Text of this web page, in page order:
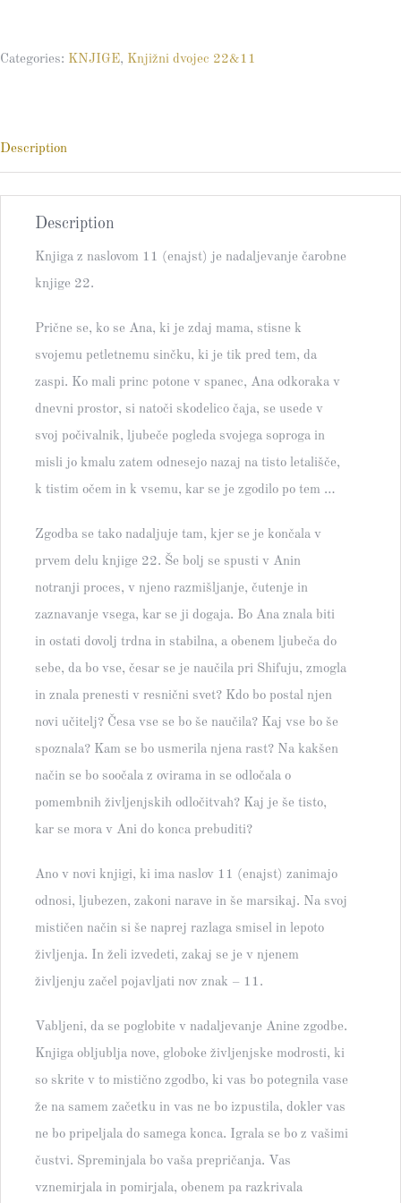
-
(Dvaindvajset)
quantity
Categories: KNJIGE, Knjižni dvojec 22&11
Description
Description
Knjiga z naslovom 11 (enajst) je nadaljevanje čarobne
knjige 22.
Prične se, ko se Ana, ki je zdaj mama, stisne k
svojemu petletnemu sinčku, ki je tik pred tem, da
zaspi. Ko mali princ potone v spanec, Ana odkoraka v
dnevni prostor, si natoči skodelico čaja, se usede v
svoj počivalnik, ljubeče pogleda svojega soproga in
misli jo kmalu zatem odnesejo nazaj na tisto letališče,
k tistim očem in k vsemu, kar se je zgodilo po tem …
Zgodba se tako nadaljuje tam, kjer se je končala v
prvem delu knjige 22. Še bolj se spusti v Anin
notranji proces, v njeno razmišljanje, čutenje in
zaznavanje vsega, kar se ji dogaja. Bo Ana znala biti
in ostati dovolj trdna in stabilna, a obenem ljubeča do
sebe, da bo vse, česar se je naučila pri Shifuju, zmogla
in znala prenesti v resnični svet? Kdo bo postal njen
novi učitelj? Česa vse se bo še naučila? Kaj vse bo še
spoznala? Kam se bo usmerila njena rast? Na kakšen
način se bo soočala z ovirama in se odločala o
pomembnih življenjskih odločitvah? Kaj je še tisto,
kar se mora v Ani do konca prebuditi?
Ano v novi knjigi, ki ima naslov 11 (enajst) zanimajo
odnosi, ljubezen, zakoni narave in še marsikaj. Na svoj
mističen način si še naprej razlaga smisel in lepoto
življenja. In želi izvedeti, zakaj se je v njenem
življenju začel pojavljati nov znak – 11.
Vabljeni, da se poglobite v nadaljevanje Anine zgodbe.
Knjiga obljublja nove, globoke življenjske modrosti, ki
so skrite v to mistično zgodbo, ki vas bo potegnila vase
že na samem začetku in vas ne bo izpustila, dokler vas
ne bo pripeljala do samega konca. Igrala se bo z vašimi
čustvi. Spreminjala bo vaša prepričanja. Vas
vznemirjala in pomirjala, obenem pa razkrivala